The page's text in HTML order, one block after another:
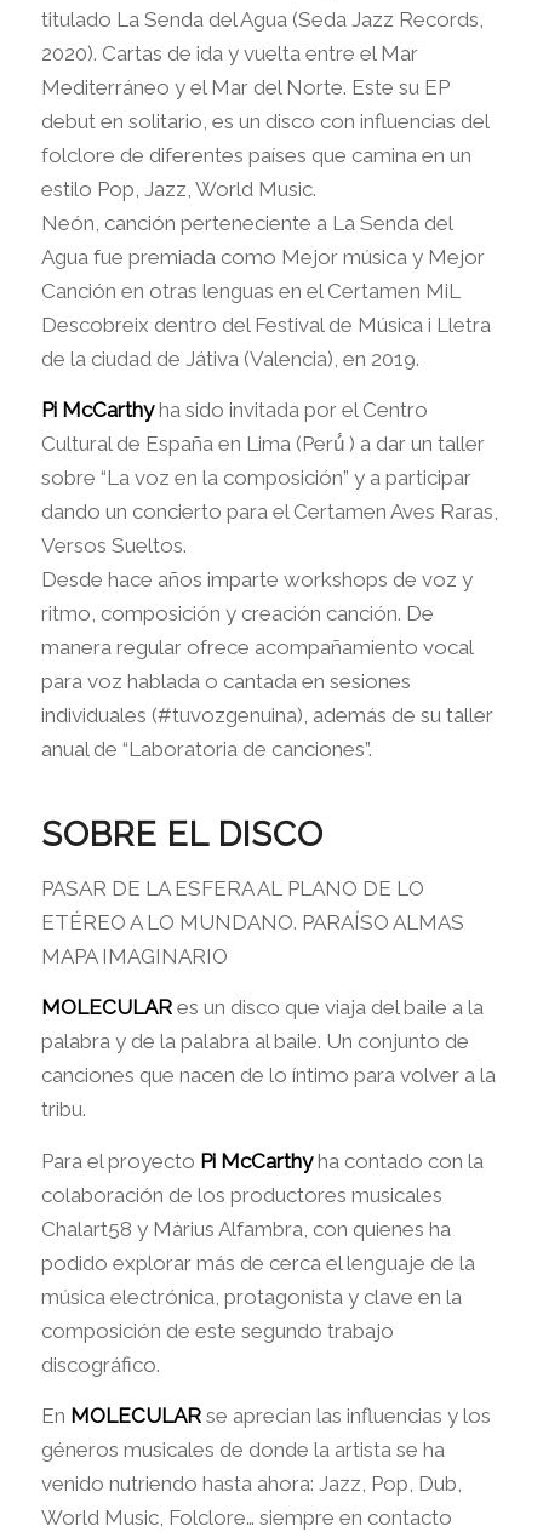
titulado La Senda del Agua (Seda Jazz Records,
2020). Cartas de ida y vuelta entre el Mar
Mediterráneo y el Mar del Norte. Este su EP
debut en solitario, es un disco con influencias del
folclore de diferentes países que camina en un
estilo Pop, Jazz, World Music.
Neón, canción perteneciente a La Senda del
Agua fue premiada como Mejor música y Mejor
Canción en otras lenguas en el Certamen MiL
Descobreix dentro del Festival de Música i Lletra
de la ciudad de Játiva (Valencia), en 2019.
Pi McCarthyha sido invitada por el Centro
Cultural de España en Lima (Perú́ ) a dar un taller
sobre “La voz en la composición” y a participar
dando un concierto para el Certamen Aves Raras,
Versos Sueltos.
Desde hace años imparte workshops de voz y
ritmo, composición y creación canción. De
manera regular ofrece acompañamiento vocal
para voz hablada o cantada en sesiones
individuales (#tuvozgenuina), además de su taller
anual de “Laboratoria de canciones”.
SOBRE EL DISCO
PASAR DE LA ESFERA AL PLANO DE LO
ETÉREO A LO MUNDANO. PARAÍSO ALMAS
MAPA IMAGINARIO
MOLECULAR es un disco que viaja del baile a la
palabra y de la palabra al baile. Un conjunto de
canciones que nacen de lo íntimo para volver a la
tribu.
Para el proyecto Pi McCarthyha contado con la
colaboración de los productores musicales
Chalart58 y Màrius Alfambra, con quienes ha
podido explorar más de cerca el lenguaje de la
música electrónica, protagonista y clave en la
composición de este segundo trabajo
discográfico.
En MOLECULAR se aprecian las influencias y los
géneros musicales de donde la artista se ha
venido nutriendo hasta ahora: Jazz, Pop, Dub,
World Music, Folclore… siempre en contacto